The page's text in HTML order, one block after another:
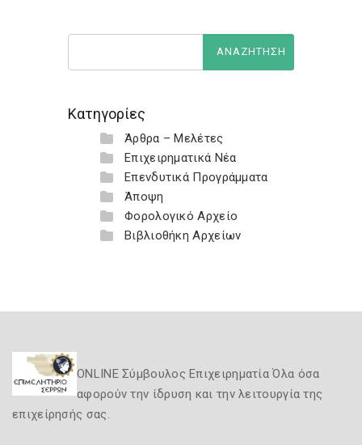
Κατηγορίες
Άρθρα – Μελέτες
Επιχειρηματικά Νέα
Επενδυτικά Προγράμματα
Άποψη
Φορολογικό Αρχείο
Βιβλιοθήκη Αρχείων
ONLINE Σύμβουλος Επιχειρηματία Όλα όσα
αφορούν την ίδρυση και την λειτουργία της
επιχείρησής σας.